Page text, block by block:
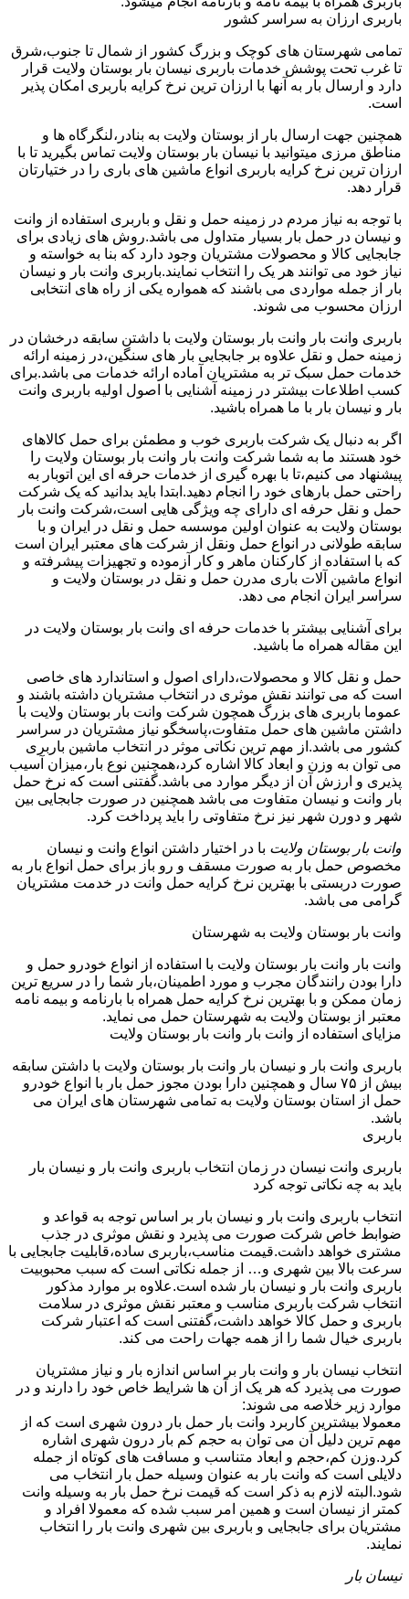
باربری ارزان به سراسر کشور
تمامی شهرستان های کوچک و بزرگ کشور از شمال تا جنوب،شرق
تا غرب تحت پوشش خدمات باربری نیسان بار بوستان ولایت قرار
دارد و ارسال بار به آنها با ارزان ترین نرخ کرایه باربری امکان پذیر
است.
همچنین جهت ارسال بار از بوستان ولایت به بنادر،لنگرگاه ها و
مناطق مرزی میتوانید با نیسان بار بوستان ولایت تماس بگیرید تا با
ارزان ترین نرخ کرایه باربری انواع ماشین های باری را در ختیارتان
قرار دهد.
با توجه به نیاز مردم در زمینه حمل و نقل و باربری استفاده از وانت
و نیسان در حمل بار بسیار متداول می باشد.روش های زیادی برای
جابجایی کالا و محصولات مشتریان وجود دارد که بنا به خواسته و
نیاز خود می توانند هر یک را انتخاب نمایند.باربری وانت بار و نیسان
بار از جمله مواردی می باشند که همواره یکی از راه های انتخابی
ارزان محسوب می شوند.
باربری وانت بار وانت بار بوستان ولایت با داشتن سابقه درخشان در
زمینه حمل و نقل علاوه بر جابجایی بار های سنگین،در زمینه ارائه
خدمات حمل سبک تر به مشتریان آماده ارائه خدمات می باشد.برای
کسب اطلاعات بیشتر در زمینه آشنایی با اصول اولیه باربری وانت
بار و نیسان بار با ما همراه باشید.
اگر به دنبال یک شرکت باربری خوب و مطمئن برای حمل کالاهای
خود هستند ما به شما شرکت وانت بار وانت بار بوستان ولایت را
پیشنهاد می کنیم،تا با بهره گیری از خدمات حرفه ای این اتوبار به
راحتی حمل بارهای خود را انجام دهید.ابتدا باید بدانید که یک شرکت
حمل و نقل حرفه ای دارای چه ویژگی هایی است،شرکت وانت بار
بوستان ولایت به عنوان اولین موسسه حمل و نقل در ایران و با
سابقه طولانی در انواع حمل ونقل از شرکت های معتبر ایران است
که با استفاده از کارکنان ماهر و کار آزموده و تجهیزات پیشرفته و
انواع ماشین آلات باری مدرن حمل و نقل در بوستان ولایت و
سراسر ایران انجام می دهد.
برای آشنایی بیشتر با خدمات حرفه ای وانت بار بوستان ولایت در
این مقاله همراه ما باشید.
حمل و نقل کالا و محصولات،دارای اصول و استاندارد های خاصی
است که می توانند نقش موثری در انتخاب مشتریان داشته باشند و
عموما باربری های بزرگ همچون شرکت وانت بار بوستان ولایت با
داشتن ماشین های حمل متفاوت،پاسخگو نیاز مشتریان در سراسر
کشور می باشد.از مهم ترین نکاتی موثر در انتخاب ماشین باربری
می توان به وزن و ابعاد کالا اشاره کرد،همچنین نوع بار،میزان آسیب
پذیری و ارزش آن از دیگر موارد می باشد.گفتنی است که نرخ حمل
بار وانت و نیسان متفاوت می باشد همچنین در صورت جابجایی بین
شهر و دورن شهر نیز نرخ متفاوتی را باید پرداخت کرد.
وانت بار بوستان ولایت با در اختیار داشتن انواع وانت و نیسان
مخصوص حمل بار به صورت مسقف و رو باز برای حمل انواع بار به
صورت دربستی با بهترین نرخ کرایه حمل وانت در خدمت مشتریان
گرامی می باشد.
وانت بار بوستان ولایت به شهرستان
وانت بار وانت بار بوستان ولایت با استفاده از انواع خودرو حمل و
دارا بودن رانندگان مجرب و مورد اطمینان،بار شما را در سریع ترین
زمان ممکن و با بهترین نرخ کرایه حمل همراه با بارنامه و بیمه نامه
معتبر از بوستان ولایت به شهرستان حمل می نماید.
مزایای استفاده از وانت بار وانت بار بوستان ولایت
باربری وانت بار و نیسان بار وانت بار بوستان ولایت با داشتن سابقه
بیش از ۷۵ سال و همچنین دارا بودن مجوز حمل بار با انواع خودرو
حمل از استان بوستان ولایت به تمامی شهرستان های ایران می
باشد.
باربری
باربری وانت نیسان در زمان انتخاب باربری وانت بار و نیسان بار
باید به چه نکاتی توجه کرد
انتخاب باربری وانت بار و نیسان بار بر اساس توجه به قواعد و
ضوابط خاص شرکت صورت می پذیرد و نقش موثری در جذب
مشتری خواهد داشت.قیمت مناسب،باربری ساده،قابلیت جابجایی با
سرعت بالا بین شهری و… از جمله نکاتی است که سبب محبوبیت
باربری وانت بار و نیسان بار شده است.علاوه بر موارد مذکور
انتخاب شرکت باربری مناسب و معتبر نقش موثری در سلامت
باربری و حمل کالا خواهد داشت،گفتنی است که اعتبار شرکت
باربری خیال شما را از همه جهات راحت می کند.
انتخاب نیسان بار و وانت بار بر اساس اندازه بار و نیاز مشتریان
صورت می پذیرد که هر یک از آن ها شرایط خاص خود را دارند و در
موارد زیر خلاصه می شوند:
معمولا بیشترین کاربرد وانت بار حمل بار درون شهری است که از
مهم ترین دلیل آن می توان به حجم کم بار درون شهری اشاره
کرد.وزن کم،حجم و ابعاد متناسب و مسافت های کوتاه از جمله
دلایلی است که وانت بار به عنوان وسیله حمل بار انتخاب می
شود.البته لازم به ذکر است که قیمت نرخ حمل بار به وسیله وانت
کمتر از نیسان است و همین امر سبب شده که معمولا افراد و
مشتریان برای جابجایی و باربری بین شهری وانت بار را انتخاب
نمایند.
نیسان بار